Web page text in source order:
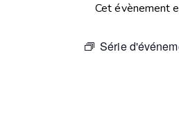
Cet évènement
Série